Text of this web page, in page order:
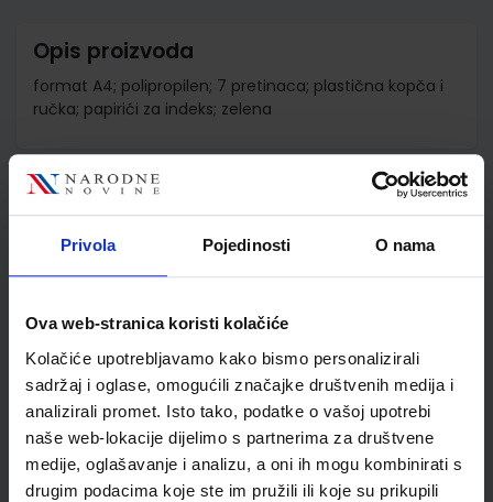
Privola Pojedinosti O nama
Ova web-stranica koristi kolačiće
Kolačiće upotrebljavamo kako bismo personalizirali
sadržaj i oglase, omogućili značajke društvenih medija i
analizirali promet. Isto tako, podatke o vašoj upotrebi
naše web-lokacije dijelimo s partnerima za društvene
medije, oglašavanje i analizu, a oni ih mogu kombinirati s
drugim podacima koje ste im pružili ili koje su prikupili
Opis proizvoda
format A4; polipropilen; 7 pretinaca; plastična kopča i
ručka; papirići za indeks; zelena
Detalji proizvoda
Šifra proizvoda
589672
Jedinična mjera